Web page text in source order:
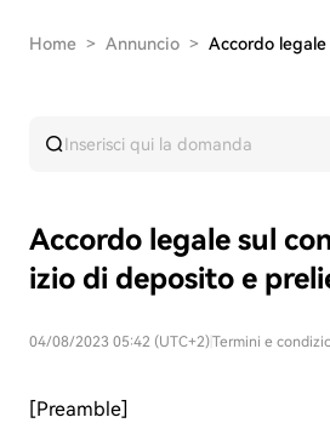
Home > Annuncio >
Accordo legale sul
izio di deposito e
04/08/2023 05:42 (UTC+2)Termini e
[Preamble]